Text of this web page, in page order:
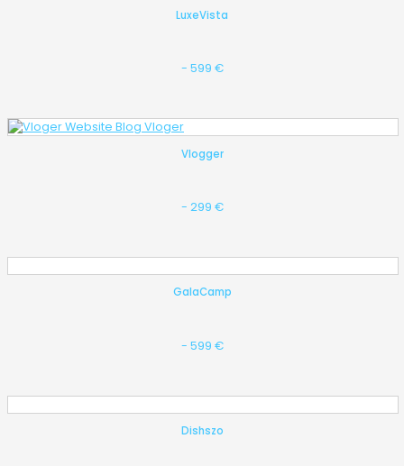
LuxeVista
- 599 €
Vlogger
- 299 €
GalaCamp
- 599 €
Dishszo